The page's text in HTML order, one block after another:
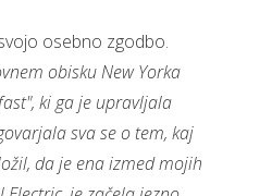
osebno zgodbo.
obisku New Yorka
ki ga je upravljala
sva se o tem, kaj
da je ena izmed mojih